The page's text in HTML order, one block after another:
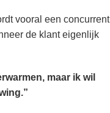
vooral een concurrent
de klant eigenlijk
maar ik wil